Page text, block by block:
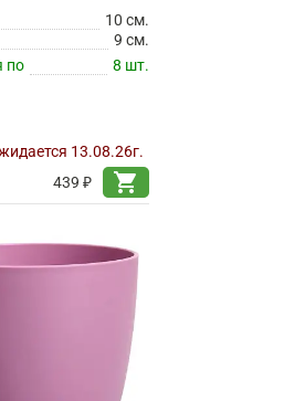
10 см.
9 см.
по
8 шт.
13.08.26г.
439 ₽
shopping_cart